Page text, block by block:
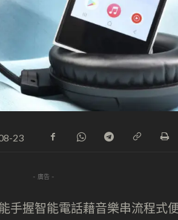
23
- 廣告 -
手握智能電話藉音樂串流程式